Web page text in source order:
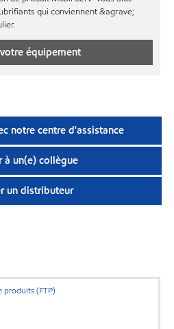
qui conviennent &agrave;
équipement
notre centre d'assistance
à un(e) collègue
un distributeur
produits (FTP)